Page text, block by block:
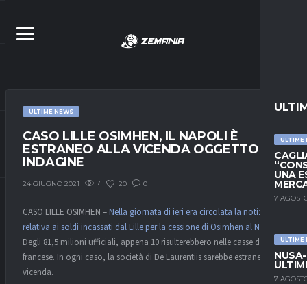
ULTIME
UNA
7
ULTIME
7
ULTIME NEWS
CASO LILLE OSIMHEN, IL NAPOLI È
ESTRANEO ALLA VICENDA OGGETTO DI
INDAGINE
24 GIUGNO 2021 7 20 0
CASO LILLE OSIMHEN – Nella giornata di ieri era circolata la notizia
relativa ai soldi incassati dal Lille per la cessione di Osimhen al Napoli
Degli 81,5 milioni ufficiali, appena 10 risulterebbero nelle casse del club
francese. In ogni caso, la società di De Laurentiis sarebbe estranea alla
vicenda.